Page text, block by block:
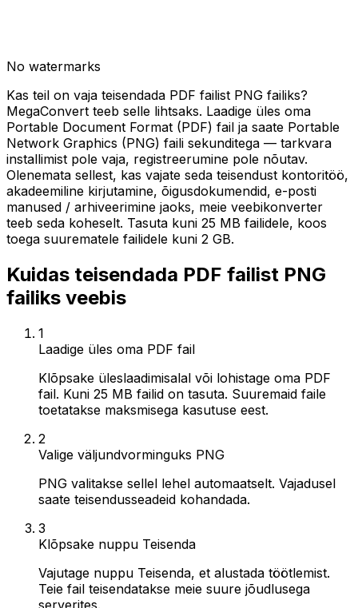
No watermarks
Kas teil on vaja teisendada PDF failist PNG failiks?
MegaConvert teeb selle lihtsaks. Laadige üles oma
Portable Document Format (PDF) fail ja saate Portable
Network Graphics (PNG) faili sekunditega — tarkvara
installimist pole vaja, registreerumine pole nõutav.
Olenemata sellest, kas vajate seda teisendust kontoritöö,
akadeemiline kirjutamine, õigusdokumendid, e-posti
manused / arhiveerimine jaoks, meie veebikonverter
teeb seda koheselt. Tasuta kuni 25 MB failidele, koos
toega suurematele failidele kuni 2 GB.
Kuidas teisendada PDF failist PNG
failiks veebis
1
Laadige üles oma PDF fail
Klõpsake üleslaadimisalal või lohistage oma PDF
fail. Kuni 25 MB failid on tasuta. Suuremaid faile
toetatakse maksmisega kasutuse eest.
2
Valige väljundvorminguks PNG
PNG valitakse sellel lehel automaatselt. Vajadusel
saate teisendusseadeid kohandada.
3
Klõpsake nuppu Teisenda
Vajutage nuppu Teisenda, et alustada töötlemist.
Teie fail teisendatakse meie suure jõudlusega
serverites.